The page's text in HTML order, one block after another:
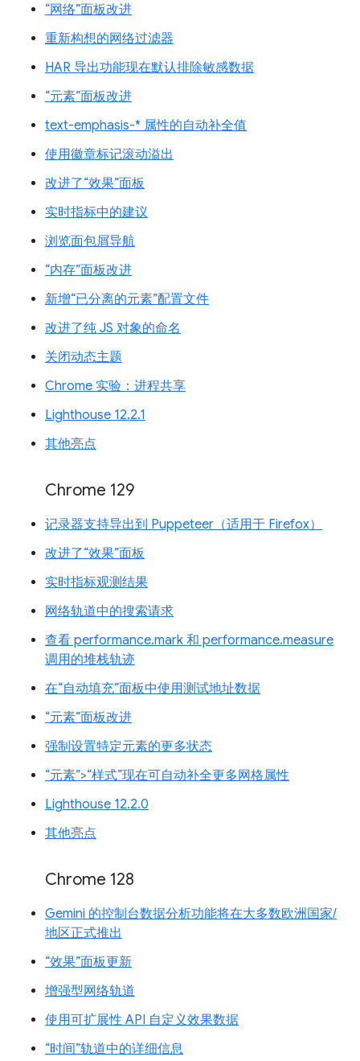
“网络”面板改进
重新构想的网络过滤器
HAR 导出功能现在默认排除敏感数据
“元素”面板改进
text-emphasis-* 属性的自动补全值
使用徽章标记滚动溢出
改进了“效果”面板
实时指标中的建议
浏览面包屑导航
“内存”面板改进
新增“已分离的元素”配置文件
改进了纯 JS 对象的命名
关闭动态主题
Chrome 实验：进程共享
Lighthouse 12.2.1
其他亮点
Chrome 129
记录器支持导出到 Puppeteer（适用于 Firefox）
改进了“效果”面板
实时指标观测结果
网络轨道中的搜索请求
查看 performance.mark 和 performance.measure
调用的堆栈轨迹
在“自动填充”面板中使用测试地址数据
“元素”面板改进
强制设置特定元素的更多状态
“元素”>“样式”现在可自动补全更多网格属性
Lighthouse 12.2.0
其他亮点
Chrome 128
Gemini 的控制台数据分析功能将在大多数欧洲国家/
地区正式推出
“效果”面板更新
增强型网络轨道
使用可扩展性 API 自定义效果数据
“时间”轨道中的详细信息